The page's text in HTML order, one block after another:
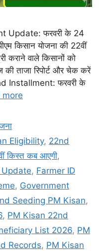
Update: फरवरी के 24
किसान योजना की 22वीं
कराने वाले किसानों को
ताजा रिपोर्ट और चेक करें
Installment: फरवरी के
more
Eligibility, 22nd
किस्त कब आएगी,
Update, Farmer ID
, Government
Seeding PM Kisan,
, PM Kisan 22nd
List 2026, PM
Records, PM Kisan